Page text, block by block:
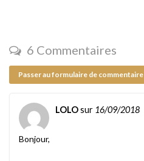
6 Commentaires
Passer au formulaire de commentaire
LOLOsur 16/09/2018
Bonjour,